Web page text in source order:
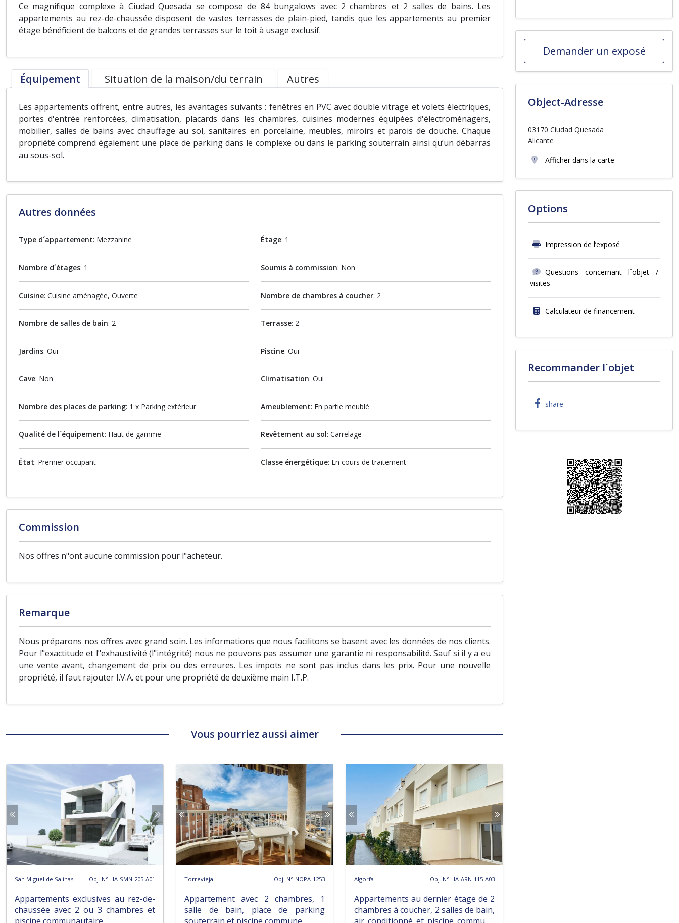
Ce magnifique complexe à Ciudad Quesada se compose de 84 bungalows avec 2 chambres et 2 salles de bains. Les
appartements au rez-de-chaussée disposent de vastes terrasses de plain-pied, tandis que les appartements au premier
étage bénéficient de balcons et de grandes terrasses sur le toit à usage exclusif.
Équipement Situation de la maison/du terrain Autres
Les appartements offrent, entre autres, les avantages suivants : fenêtres en PVC avec double vitrage et volets électriques,
portes d'entrée renforcées, climatisation, placards dans les chambres, cuisines modernes équipées d'électroménagers,
mobilier, salles de bains avec chauffage au sol, sanitaires en porcelaine, meubles, miroirs et parois de douche. Chaque
propriété comprend également une place de parking dans le complexe ou dans le parking souterrain ainsi qu’un débarras
au sous-sol.
Autres données
Type d´appartement: Mezzanine Étage: 1
Nombre d´étages: 1 Soumis à commission: Non
Cuisine: Cuisine aménagée, Ouverte Nombre de chambres à coucher: 2
Nombre de salles de bain: 2 Terrasse: 2
Jardins: Oui Piscine: Oui
Cave: Non Climatisation: Oui
Nombre des places de parking: 1 x Parking extérieur Ameublement: En partie meublé
Qualité de l´équipement: Haut de gamme Revêtement au sol: Carrelage
État: Premier occupant Classe énergétique: En cours de traitement
Commission
Nos offres n"ont aucune commission pour l"acheteur.
Remarque
Nous préparons nos offres avec grand soin. Les informations que nous facilitons se basent avec les données de nos clients.
Pour l"exactitude et l"exhaustivité (l"intégrité) nous ne pouvons pas assumer une garantie ni responsabilité. Sauf si il y a eu
une vente avant, changement de prix ou des erreures. Les impots ne sont pas inclus dans les prix. Pour une nouvelle
propriété, il faut rajouter I.V.A. et pour une propriété de deuxième main I.T.P.
Vous pourriez aussi aimer
San Miguel de Salinas Obj. N° HA-SMN-205-A01
Appartements exclusives au rez-de-
chaussée avec 2 ou 3 chambres et
Torrevieja Obj. N° NOPA-1253
Appartement avec 2 chambres, 1
salle de bain, place de parking
Algorfa Obj. N° HA-ARN-115-A03
Appartements au dernier étage de 2
chambres à coucher, 2 salles de bain,
Demander un exposé
Object-Adresse
03170 Ciudad Quesada
Alicante
Afficher dans la carte
Options
Impression de l’exposé
Questions concernant l´objet /
visites
Calculateur de financement
Recommander l´objet
share